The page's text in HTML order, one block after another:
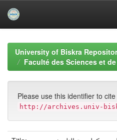
navigationUniversity of Biskra
Faculté des Sciences et
Please use this identifier to
http://archives.univ-